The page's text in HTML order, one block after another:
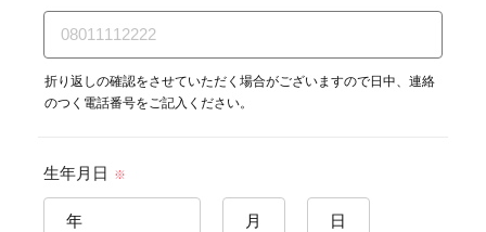
折り返しの確認をさせていただく場合がございますので日中、連絡
のつく電話番号をご記入ください。
生年月日 ※